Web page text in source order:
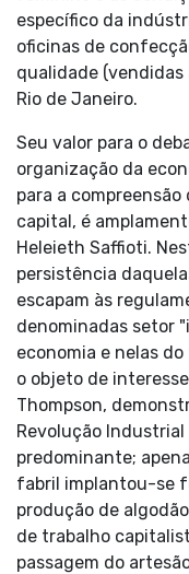
específico da
oficinas de
qualidade (vendidas
Rio de Janeiro.
Seu valor para o
organização da
para a
capital, é
Heleieth Saffioti.
persistência
escapam às
denominadas setor
economia e nelas
o objeto de
Thompson,
Revolução
predominante;
fabril implantou-se
produção de
de trabalho
passagem do